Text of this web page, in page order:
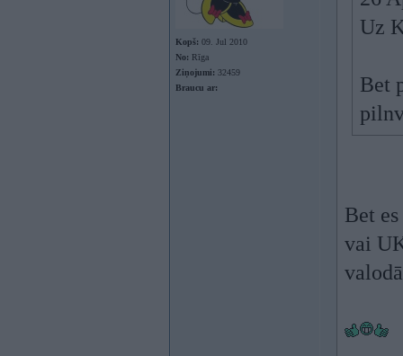
Kopš: 09. Jul 2010
No: Rīga
Ziņojumi: 32459
Braucu ar:
Uz
Bet
Bet
vai